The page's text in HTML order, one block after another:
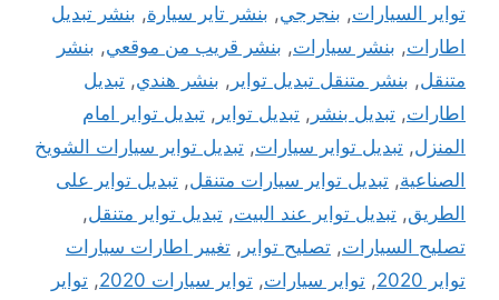
تواير السيارات, بنجرجي, بنشر تاير سيارة, بنشر تبديل
اطارات, بنشر سيارات, بنشر قريب من موقعي, بنشر
متنقل, بنشر متنقل تبديل تواير , بنشر هندي, تبديل
اطارات, تبديل بنشر , تبديل تواير , تبديل تواير امام
المنزل, تبديل تواير سيارات, تبديل تواير سيارات الشويخ
الصناعية, تبديل تواير سيارات متنقل, تبديل تواير على
الطريق, تبديل تواير عند البيت, تبديل تواير متنقل,
تصليح السيارات, تصليح تواير , تغيير اطارات سيارات
تواير 2020
, تواير سيارات, تواير سيارات 2020 , تواير